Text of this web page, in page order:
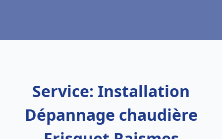
Service: Installation
Dépannage chaudière